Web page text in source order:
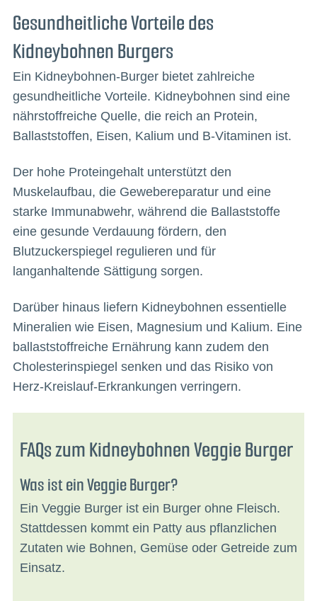
Gesundheitliche Vorteile des
Kidneybohnen Burgers
Ein Kidneybohnen-Burger bietet zahlreiche
gesundheitliche Vorteile. Kidneybohnen sind eine
nährstoffreiche Quelle, die reich an Protein,
Ballaststoffen, Eisen, Kalium und B-Vitaminen ist.
Der hohe Proteingehalt unterstützt den
Muskelaufbau, die Gewebereparatur und eine
starke Immunabwehr, während die Ballaststoffe
eine gesunde Verdauung fördern, den
Blutzuckerspiegel regulieren und für
langanhaltende Sättigung sorgen.
Darüber hinaus liefern Kidneybohnen essentielle
Mineralien wie Eisen, Magnesium und Kalium. Eine
ballaststoffreiche Ernährung kann zudem den
Cholesterinspiegel senken und das Risiko von
Herz-Kreislauf-Erkrankungen verringern.
FAQs zum Kidneybohnen Veggie Burger
Was ist ein Veggie Burger?
Ein Veggie Burger ist ein Burger ohne Fleisch.
Stattdessen kommt ein Patty aus pflanzlichen
Zutaten wie Bohnen, Gemüse oder Getreide zum
Einsatz.